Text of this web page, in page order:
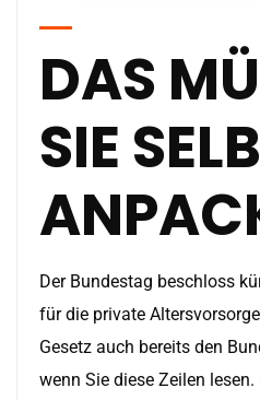
DAS
SIE
Der Bundestag beschloss
für die private
Gesetz auch bereits den
wenn Sie diese Zeilen